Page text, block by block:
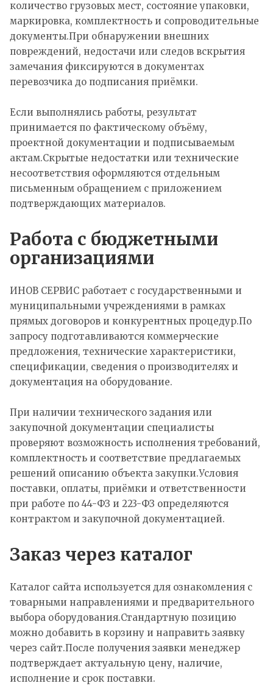
количество грузовых мест, состояние упаковки,
маркировка, комплектность и сопроводительные
документы.При обнаружении внешних
повреждений, недостачи или следов вскрытия
замечания фиксируются в документах
перевозчика до подписания приёмки.
Если выполнялись работы, результат
принимается по фактическому объёму,
проектной документации и подписываемым
актам.Скрытые недостатки или технические
несоответствия оформляются отдельным
письменным обращением с приложением
подтверждающих материалов.
Работа с бюджетными
организациями
ИНОВ СЕРВИС работает с государственными и
муниципальными учреждениями в рамках
прямых договоров и конкурентных процедур.По
запросу подготавливаются коммерческие
предложения, технические характеристики,
спецификации, сведения о производителях и
документация на оборудование.
При наличии технического задания или
закупочной документации специалисты
проверяют возможность исполнения требований,
комплектность и соответствие предлагаемых
решений описанию объекта закупки.Условия
поставки, оплаты, приёмки и ответственности
при работе по 44-ФЗ и 223-ФЗ определяются
контрактом и закупочной документацией.
Заказ через каталог
Каталог сайта используется для ознакомления с
товарными направлениями и предварительного
выбора оборудования.Стандартную позицию
можно добавить в корзину и направить заявку
через сайт.После получения заявки менеджер
подтверждает актуальную цену, наличие,
исполнение и срок поставки.